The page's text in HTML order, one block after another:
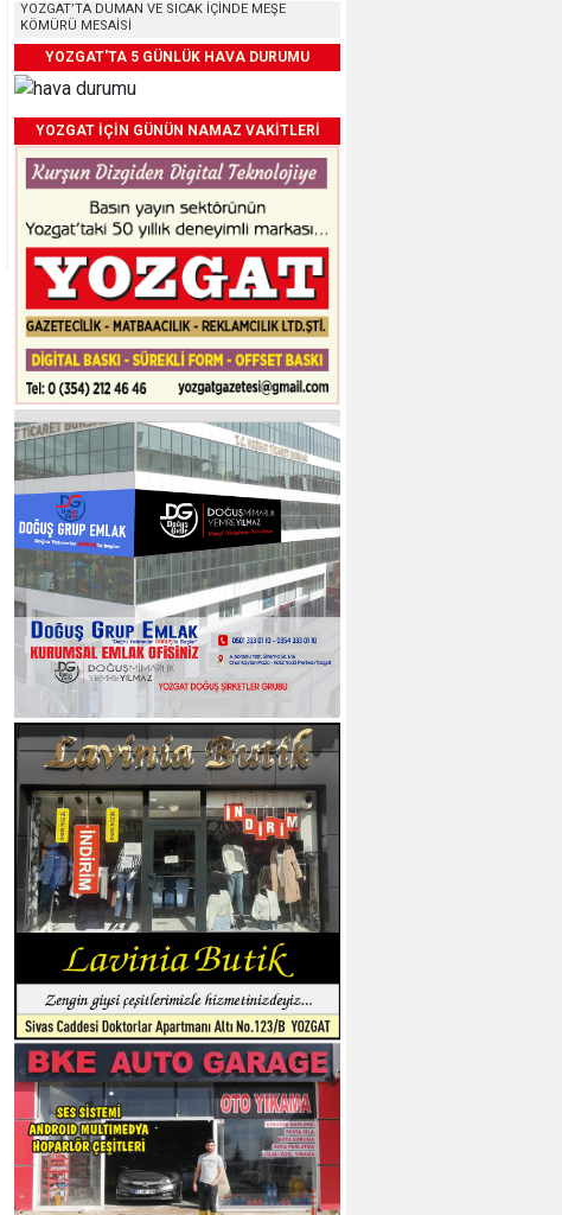
YOZGAT’TA DUMAN VE SICAK İÇİNDE MEŞE
KÖMÜRÜ MESAİSİ
YOZGAT'TA 5 GÜNLÜK HAVA DURUMU
YOZGAT İÇİN GÜNÜN NAMAZ VAKİTLERİ